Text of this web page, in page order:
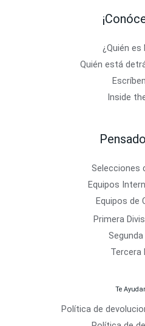
¿Quién es
Quién está
Inside
Selecciones
Equipos
Equipos de
Primera
Tercera
Te
Política de